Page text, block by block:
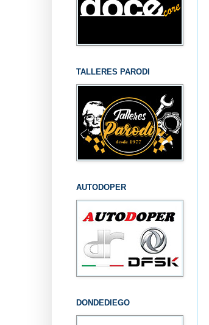
TALLERES PARODI
AUTODOPER
DONDEDIEGO